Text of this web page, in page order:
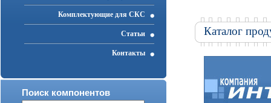
Комплектующие для СКС
Статьи
Контакты
Поиск компонентов
Каталог